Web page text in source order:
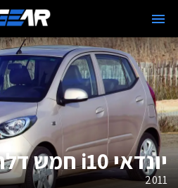
יונדאי i10 חמש דלתות
2011